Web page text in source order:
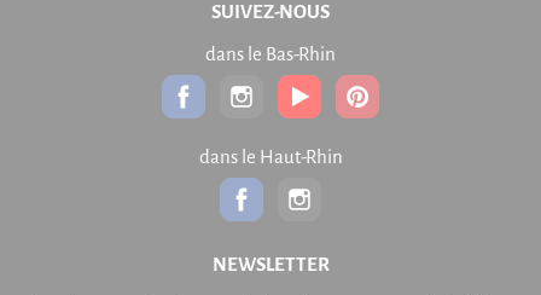
SUIVEZ-NOUS
dans le Bas-Rhin
dans le Haut-Rhin
NEWSLETTER